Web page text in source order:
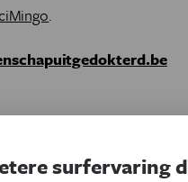
.
surfervaring